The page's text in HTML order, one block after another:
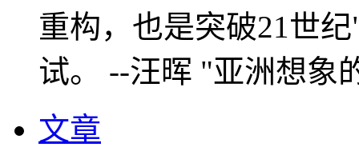
重构，也是突破21世
试。 --汪晖 "亚洲想象
文章